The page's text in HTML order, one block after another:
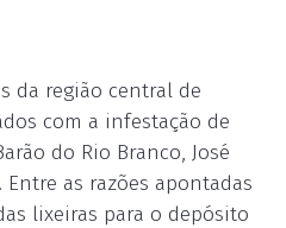
da região central de
com a infestação de
do Rio Branco, José
as razões apontadas
lixeiras para o depósito